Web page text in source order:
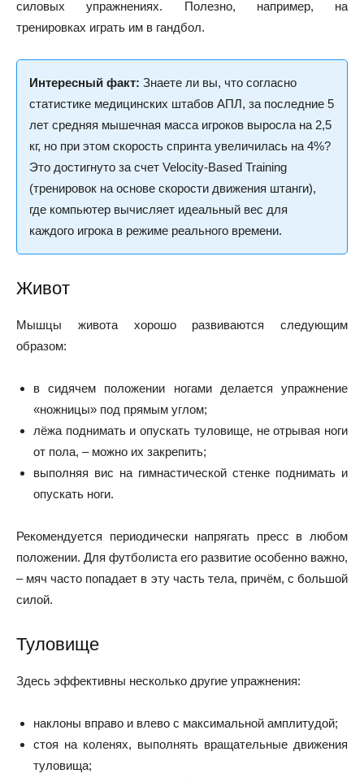
силовых упражнениях. Полезно, например, на
тренировках играть им в гандбол.
Интересный факт: Знаете ли вы, что согласно
статистике медицинских штабов АПЛ, за последние 5
лет средняя мышечная масса игроков выросла на 2,5
кг, но при этом скорость спринта увеличилась на 4%?
Это достигнуто за счет Velocity-Based Training
(тренировок на основе скорости движения штанги),
где компьютер вычисляет идеальный вес для
каждого игрока в режиме реального времени.
Живот
Мышцы живота хорошо развиваются следующим
образом:
в сидячем положении ногами делается упражнение
«ножницы» под прямым углом;
лёжа поднимать и опускать туловище, не отрывая ноги
от пола, – можно их закрепить;
выполняя вис на гимнастической стенке поднимать и
опускать ноги.
Рекомендуется периодически напрягать пресс в любом
положении. Для футболиста его развитие особенно важно,
– мяч часто попадает в эту часть тела, причём, с большой
силой.
Туловище
Здесь эффективны несколько другие упражнения:
наклоны вправо и влево с максимальной амплитудой;
стоя на коленях, выполнять вращательные движения
туловища;